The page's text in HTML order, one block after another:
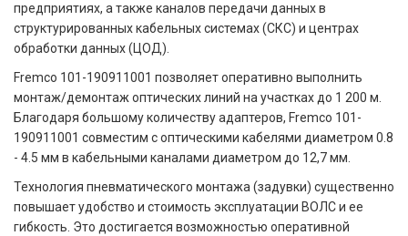
предприятиях, а также каналов передачи данных в
структурированных кабельных системах (СКС) и центрах
обработки данных (ЦОД).
Fremco 101-190911001 позволяет оперативно выполнить
монтаж/демонтаж оптических линий на участках до 1 200 м.
Благодаря большому количеству адаптеров, Fremco 101-
190911001 совместим с оптическими кабелями диаметром 0.8
- 4.5 мм в кабельными каналами диаметром до 12,7 мм.
Технология пневматического монтажа (задувки) существенно
повышает удобство и стоимость эксплуатации ВОЛС и ее
гибкость. Это достигается возможностью оперативной